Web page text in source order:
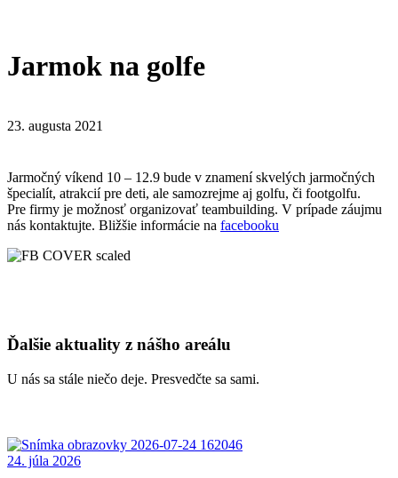
Jarmok na golfe
23. augusta 2021
Jarmočný víkend 10 – 12.9 bude v znamení skvelých jarmočných
špecialít, atrakcií pre deti, ale samozrejme aj golfu, či footgolfu.
Pre firmy je možnosť organizovať teambuilding. V prípade záujmu
nás kontaktujte. Bližšie informácie na facebooku
Ďalšie aktuality z nášho areálu
U nás sa stále niečo deje. Presvedčte sa sami.
24. júla 2026